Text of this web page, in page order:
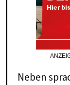
Neben